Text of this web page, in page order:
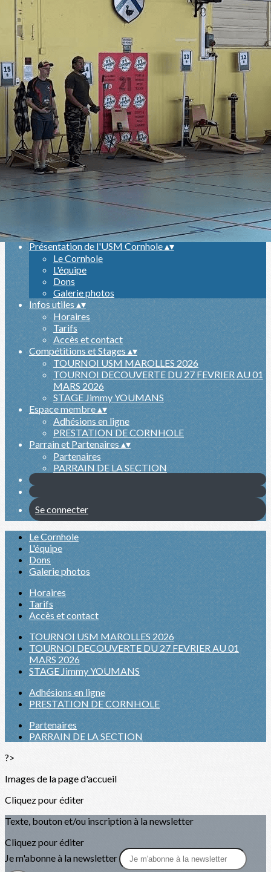
Exporter les lignes sélectionnées
Exporter toutes les colonnes
Exporter uniquement les colonnes affichées
Menu
<
>
Le Cornhole
L'équipe
Dons
Galerie photos
Ajoutez un logo, un bouton, des réseaux sociaux
Cliquez pour éditer
Présentation de l'USM Cornhole▴▾
Le Cornhole
L'équipe
Dons
Galerie photos
Infos utiles▴▾
Horaires
Tarifs
Accès et contact
Compétitions et Stages▴▾
TOURNOI USM MAROLLES 2026
TOURNOI DECOUVERTE DU 27 FEVRIER AU 01
MARS 2026
STAGE Jimmy YOUMANS
Espace membre▴▾
Adhésions en ligne
PRESTATION DE CORNHOLE
Parrain et Partenaires▴▾
Partenaires
PARRAIN DE LA SECTION
Se connecter
Le Cornhole
L'équipe
Dons
Galerie photos
Horaires
Tarifs
Accès et contact
TOURNOI USM MAROLLES 2026
TOURNOI DECOUVERTE DU 27 FEVRIER AU 01
MARS 2026
STAGE Jimmy YOUMANS
Adhésions en ligne
PRESTATION DE CORNHOLE
Partenaires
PARRAIN DE LA SECTION
?>
Images de la page d'accueil
Cliquez pour éditer
Texte, bouton et/ou inscription à la newsletter
Cliquez pour éditer
Je m'abonne à la newsletter